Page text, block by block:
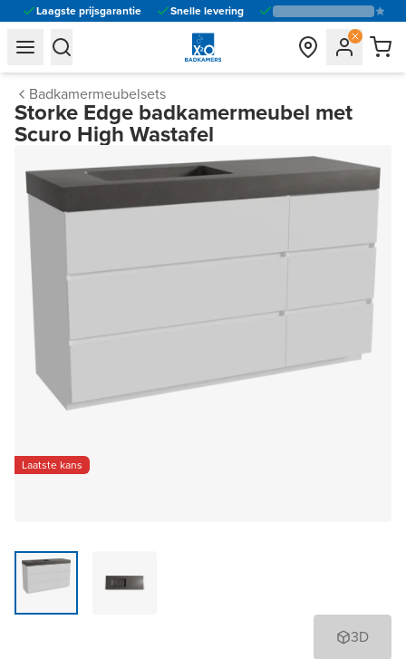
Laagste prijsgarantie Snelle levering
general.navigation.toggle_menu.label
general.navigation.toggle_menu.label
Badkamermeubelsets
Storke Edge badkamermeubel met
Scuro High Wastafel
Laatste kans
3D